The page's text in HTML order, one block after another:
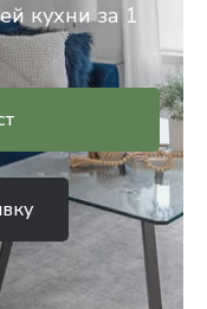
кухни за 1